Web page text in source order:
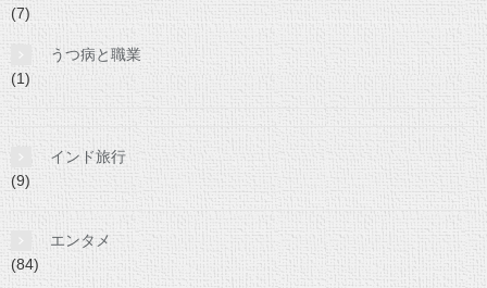
(7)
うつ病と職業
(1)
インド旅行
(9)
エンタメ
(84)